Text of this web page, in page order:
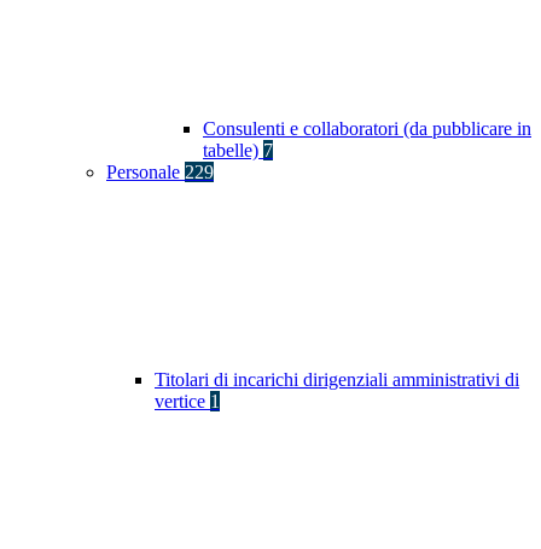
Consulenti e collaboratori (da pubblicare in
tabelle) 7
Personale 229
Titolari di incarichi dirigenziali amministrativi di
vertice 1